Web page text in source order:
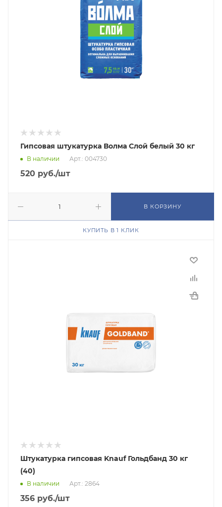
Гипсовая штукатурка Волма Слой белый 30 кг
В наличии Арт.: 004730
520 руб./шт
В КОРЗИНУ
КУПИТЬ В 1 КЛИК
Штукатурка гипсовая Knauf Гольдбанд 30 кг
(40)
В наличии Арт.: 2864
356 руб./шт